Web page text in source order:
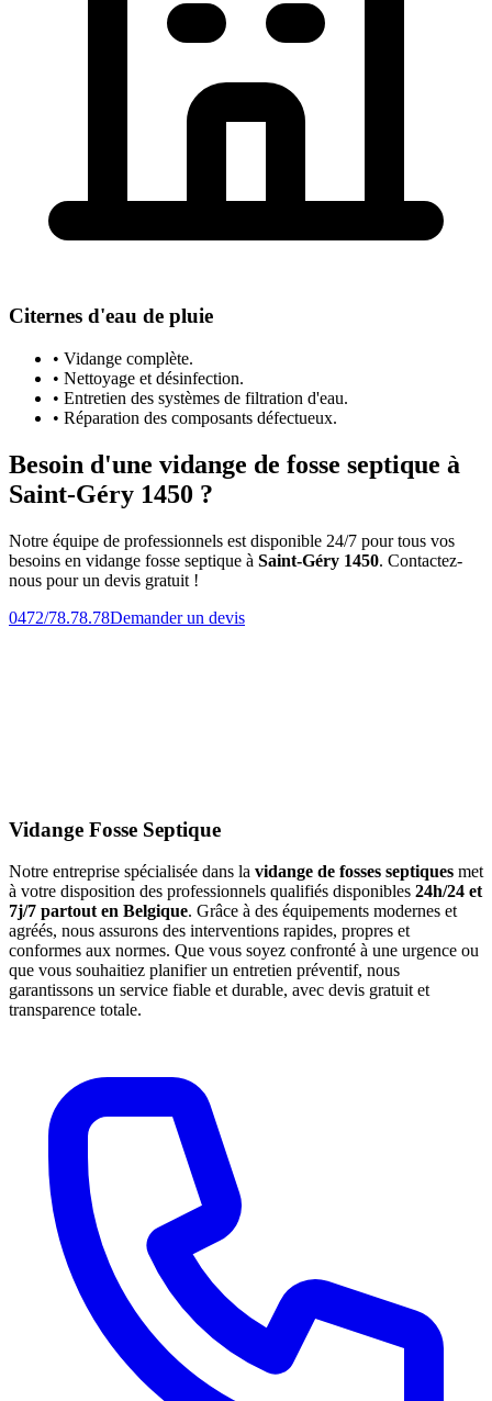
Citernes d'eau de pluie
• Vidange complète.
• Nettoyage et désinfection.
• Entretien des systèmes de filtration d'eau.
• Réparation des composants défectueux.
Besoin d'une vidange de fosse septique à
Saint-Géry 1450 ?
Notre équipe de professionnels est disponible 24/7 pour tous vos
besoins en vidange fosse septique à Saint-Géry 1450. Contactez-
nous pour un devis gratuit !
0472/78.78.78Demander un devis
Vidange Fosse Septique
Notre entreprise spécialisée dans la vidange de fosses septiques met
à votre disposition des professionnels qualifiés disponibles 24h/24 et
7j/7 partout en Belgique. Grâce à des équipements modernes et
agréés, nous assurons des interventions rapides, propres et
conformes aux normes. Que vous soyez confronté à une urgence ou
que vous souhaitiez planifier un entretien préventif, nous
garantissons un service fiable et durable, avec devis gratuit et
transparence totale.